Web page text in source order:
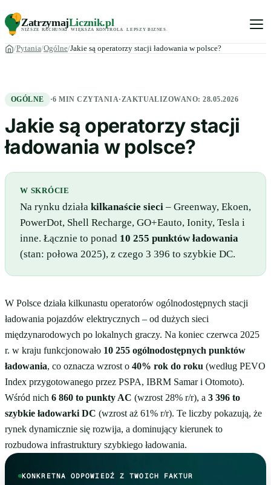
ZatrzymajLicznik.pl
NIŻSZE RACHUNKI. WIĘKSZA KONTROLA LEPSZY BIZNES
Pytania Ogólne Jakie są operatorzy stacji ładowania w polsce?
OGÓLNE ·6 MIN CZYTANIA·ZAKTUALIZOWANO:28.05.2026
Jakie są operatorzy stacji
ładowania w polsce?
W SKRÓCIE
Na rynku działa kilkanaście sieci – Greenway, Ekoen,
PowerDot, Shell Recharge, GO+Eauto, Ionity, Tesla i
inne. Łącznie to ponad 10 255 punktów ładowania
(stan: połowa 2025), z czego 3 396 to szybkie DC.
W Polsce działa kilkunastu operatorów ogólnodostępnych stacji
ładowania pojazdów elektrycznych – od dużych sieci
międzynarodowych po lokalnych graczy. Na koniec czerwca 2025
r. w kraju funkcjonowało 10 255 ogólnodostępnych punktów
ładowania, co oznacza wzrost o 40% rok do roku (według PEVO
Index przygotowanego przez PSPA, IBRM Samar i Otomoto).
Wśród nich 6 860 to punkty AC (wzrost 28% r/r), a 3 396 to
szybkie ładowarki DC (wzrost aż 61% r/r). Te liczby pokazują, że
rynek dynamicznie się rozwija, a dominujący kierunek to
rozbudowa infrastruktury szybkiego ładowania.
KONKRETNA ODPOWIEDŹ Z TWOICH FAKTUR